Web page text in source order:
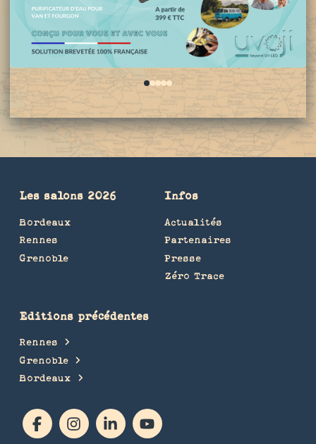
01234
Les salons 2026
Bordeaux
Rennes
Grenoble
Infos
Actualités
Partenaires
Presse
Zéro Trace
Editions précédentes
Rennes
Grenoble
Bordeaux